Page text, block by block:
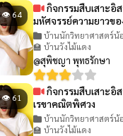
👁 64
กิจกรรมสืบเสาะอิ
มหัศจรรย์ความยาวขอ
บ้านนักวิทยาศาสตร์น้
🏫 บ้านวังไม้แดง
@สุพิชญา พุทธรักษา
👁 61
กิจกรรมสืบเสาะอิ
เรขาคณิตพิศวง
บ้านนักวิทยาศาสตร์น้
🏫 บ้านวังไม้แดง